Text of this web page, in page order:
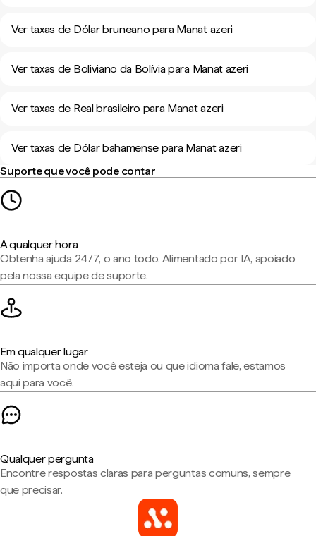
Ver taxas de Dólar bruneano para Manat azeri
Ver taxas de Boliviano da Bolívia para Manat azeri
Ver taxas de Real brasileiro para Manat azeri
Ver taxas de Dólar bahamense para Manat azeri
Suporte que você pode contar
A qualquer hora
Obtenha ajuda 24/7, o ano todo. Alimentado por IA, apoiado
pela nossa equipe de suporte.
Em qualquer lugar
Não importa onde você esteja ou que idioma fale, estamos
aqui para você.
Qualquer pergunta
Encontre respostas claras para perguntas comuns, sempre
que precisar.